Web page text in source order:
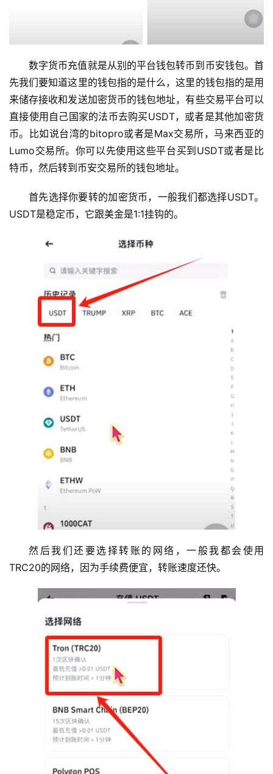
数字货币充值就是从别的平台钱包转币到币安钱包。首
先我们要知道这里的钱包指的是什么，这里的钱包指的是用
来储存接收和发送加密货币的钱包地址，有些交易平台可以
直接使用自己国家的法币去购买USDT，或者是其他加密货
币。比如说台湾的bitopro或者是Max交易所，马来西亚的
Lumo交易所。你可以先使用这些平台买到USDT或者是比
特币，然后转到币安交易所的钱包地址。
首先选择你要转的加密货币，一般我们都选择USDT。
USDT是稳定币，它跟美金是1:1挂钩的。
然后我们还要选择转账的网络，一般我都会使用
TRC20的网络，因为手续费便宜，转账速度还快。